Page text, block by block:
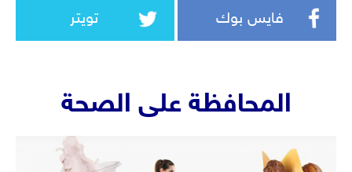
فايس بوك تويتر
المحافظة على الصحة